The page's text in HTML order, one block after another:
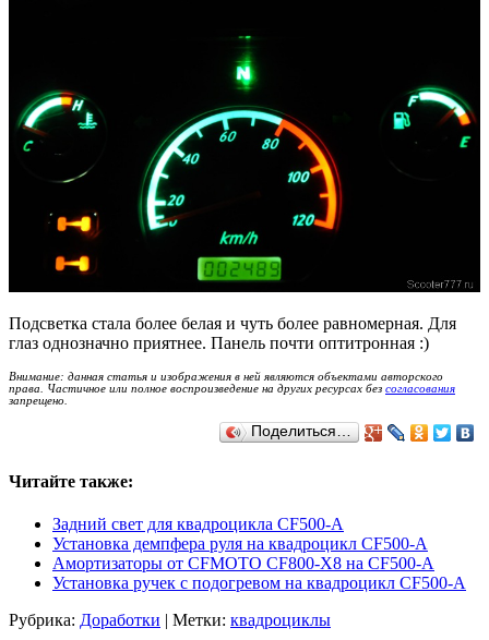
Подсветка стала более белая и чуть более равномерная. Для
глаз однозначно приятнее. Панель почти оптитронная :)
Внимание: данная статья и изображения в ней являются объектами авторского
права. Частичное или полное воспроизведение на других ресурсах без согласования
запрещено.
Поделиться…
Читайте также:
Задний свет для квадроцикла CF500-A
Установка демпфера руля на квадроцикл CF500-A
Амортизаторы от CFMOTO CF800-X8 на CF500-A
Установка ручек с подогревом на квадроцикл CF500-A
Рубрика: Доработки | Метки: квадроциклы